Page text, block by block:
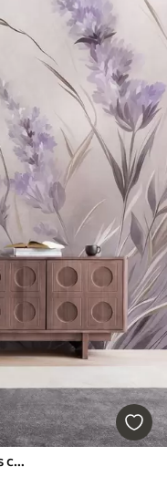
Flores de lavanda com caules e folhas compridos, obra de arte com textura suave em tons pastel